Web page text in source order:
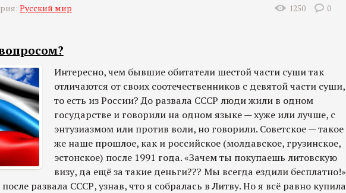
Русский мир 1250 0
Интересно, чем бывшие обитатели шестой части суши так
отличаются от своих соотечественников с девятой части суши,
то есть из России? До развала СССР люди жили в одном
государстве и говорили на одном языке — хуже или лучше, с
энтузиазмом или против воли, но говорили. Советское — такое
же наше прошлое, как и российское (молдавское, грузинское,
эстонское) после 1991 года. «Зачем ты покупаешь литовскую
визу, да ещё за такие деньги??? Мы всегда ездили бесплатно!»
развала СССР, узнав, что я собралась в Литву. Но я всё равно купила